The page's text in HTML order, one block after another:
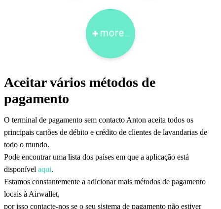
Aceitar vários métodos de
pagamento
O terminal de pagamento sem contacto Anton aceita todos os
principais cartões de débito e crédito de clientes de lavandarias de
todo o mundo.
Pode encontrar uma lista dos países em que a aplicação está
disponível aqui.
Estamos constantemente a adicionar mais métodos de pagamento
locais à Airwallet,
por isso contacte-nos se o seu sistema de pagamento não estiver